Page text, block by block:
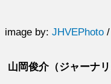
image by:JHVEPhoto
山岡俊介（ジャーナリ